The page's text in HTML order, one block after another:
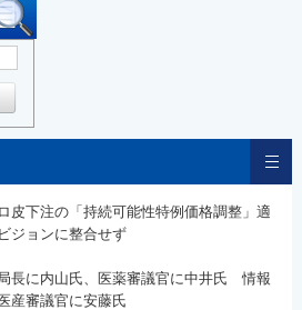
皮下注の「持続可能性特例価格調整」適
ジョンに整合せず
長に内山氏、医薬審議官に中井氏 情報
産審議官に安藤氏